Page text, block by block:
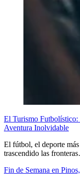
El Turismo Futbolístico:
Aventura Inolvidable
El fútbol, el deporte
trascendido las
Fin de Semana en